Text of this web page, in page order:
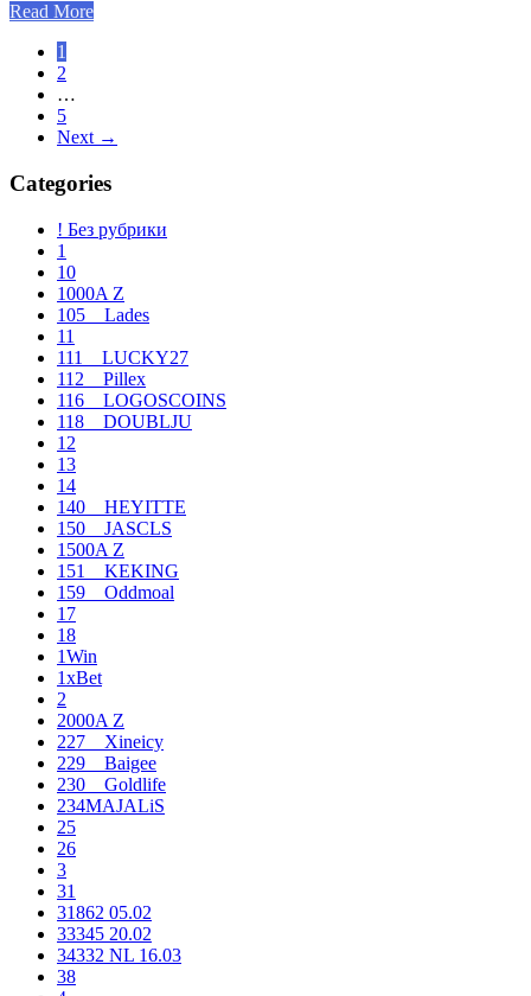
Read More
Paginación
entradas
1
2
…
5
Next →
Categories
! Без рубрики
1
10
1000A Z
105__Lades
11
111__LUCKY27
112__Pillex
116__LOGOSCOINS
118__DOUBLJU
12
13
14
140__HEYITTE
150__JASCLS
1500A Z
151__KEKING
159__Oddmoal
17
18
1Win
1xBet
2
2000A Z
227__Xineicy
229__Baigee
230__Goldlife
234MAJALiS
25
26
3
31
31862 05.02
33345 20.02
34332 NL 16.03
38